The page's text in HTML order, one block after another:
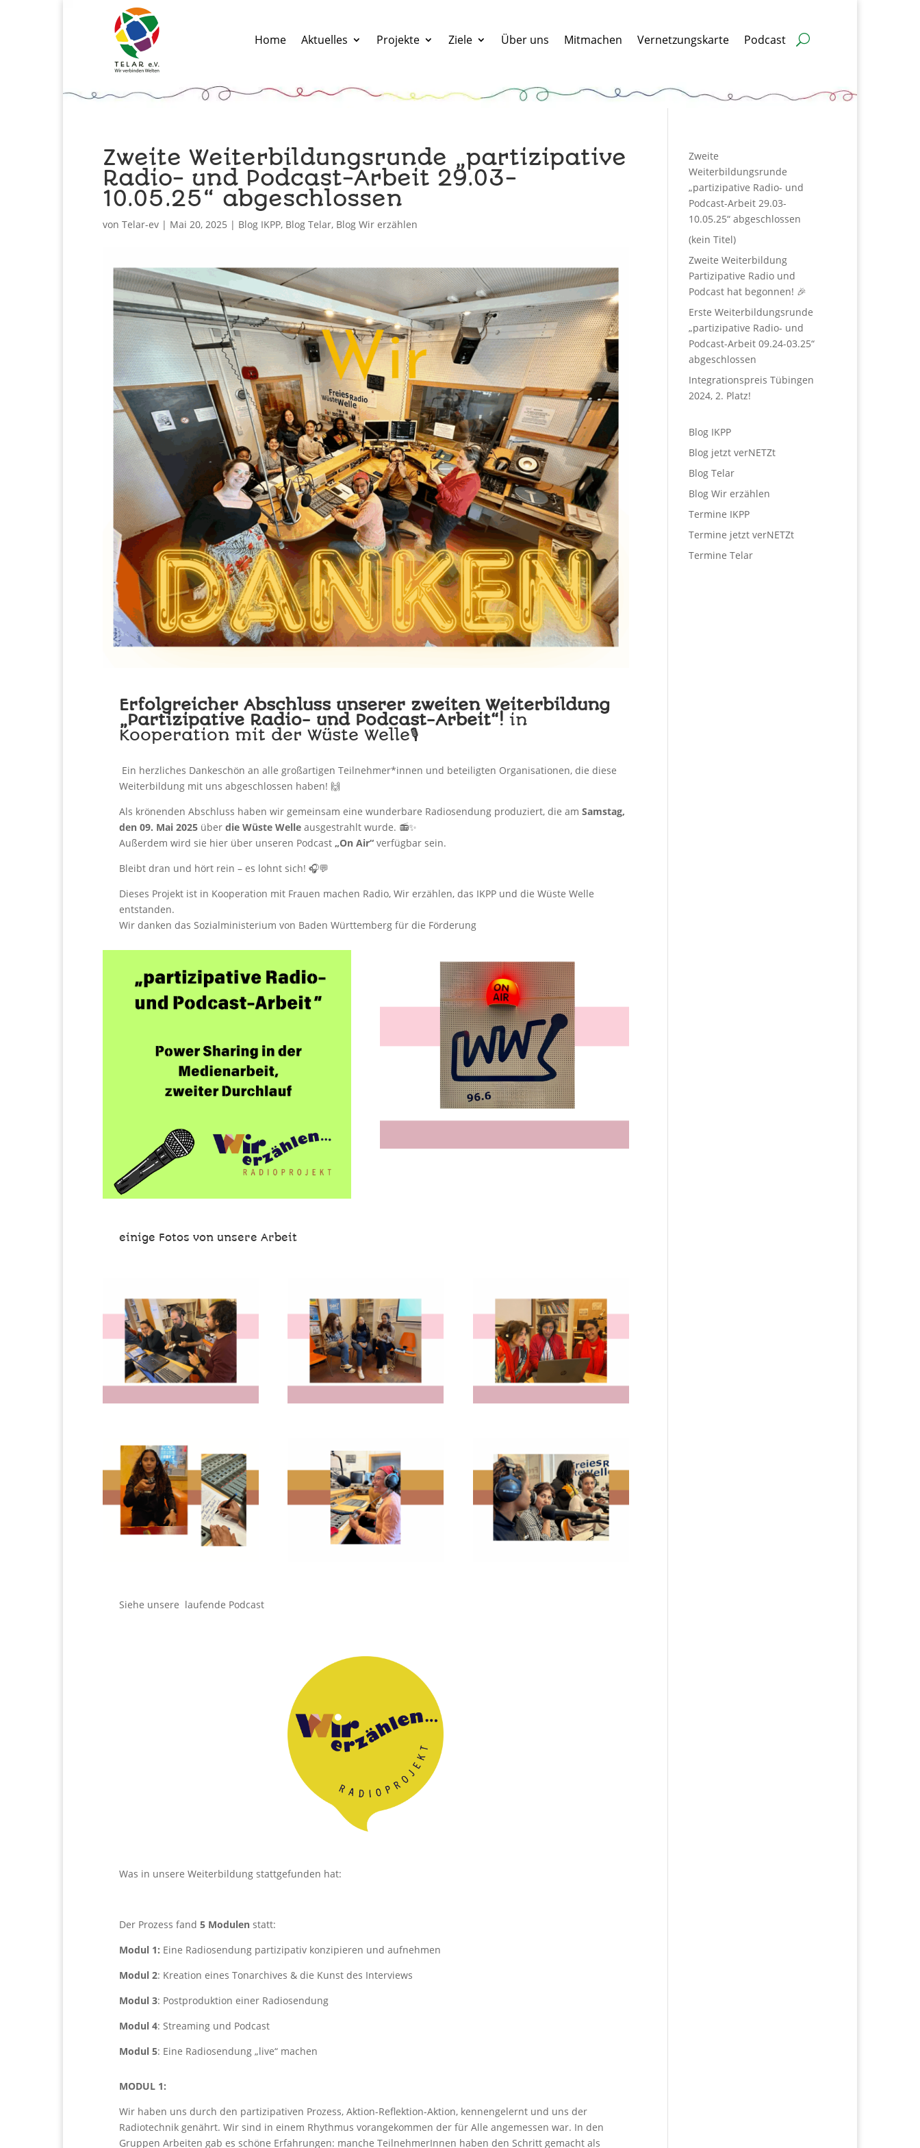
Home Aktuelles Projekte Ziele Über uns Mitmachen Vernetzungskarte Podcast
Zweite Weiterbildungsrunde „partizipative
Radio- und Podcast-Arbeit 29.03-
10.05.25“ abgeschlossen
von Telar-ev | Mai 20, 2025 | Blog IKPP, Blog Telar, Blog Wir erzählen
Erfolgreicher Abschluss unserer zweiten Weiterbildung
„Partizipative Radio- und Podcast-Arbeit“! in
Kooperation mit der Wüste Welle🎙️
Ein herzliches Dankeschön an alle großartigen Teilnehmer*innen und beteiligten Organisationen, die diese
Weiterbildung mit uns abgeschlossen haben! 🙌
Als krönenden Abschluss haben wir gemeinsam eine wunderbare Radiosendung produziert, die am Samstag,
den 09. Mai 2025 über die Wüste Welle ausgestrahlt wurde. 📻✨
Außerdem wird sie hier über unseren Podcast „On Air“ verfügbar sein.
Bleibt dran und hört rein – es lohnt sich! 🎧💬
Dieses Projekt ist in Kooperation mit Frauen machen Radio, Wir erzählen, das IKPP und die Wüste Welle
entstanden.
Wir danken das Sozialministerium von Baden Württemberg für die Förderung
einige Fotos von unsere Arbeit
Siehe unsere laufende Podcast
Was in unsere Weiterbildung stattgefunden hat:
Der Prozess fand 5 Modulen statt:
Modul 1: Eine Radiosendung partizipativ konzipieren und aufnehmen
Modul 2: Kreation eines Tonarchives & die Kunst des Interviews
Modul 3: Postproduktion einer Radiosendung
Modul 4: Streaming und Podcast
Modul 5: Eine Radiosendung „live“ machen
MODUL 1:
Wir haben uns durch den partizipativen Prozess, Aktion-Reflektion-Aktion, kennengelernt und uns der
Radiotechnik genährt. Wir sind in einem Rhythmus vorangekommen der für Alle angemessen war. In den
Gruppen Arbeiten gab es schöne Erfahrungen: manche TeilnehmerInnen haben den Schritt gemacht als
Zweite
Weiterbildungsrunde
„partizipative Radio- und
Podcast-Arbeit 29.03-
10.05.25“ abgeschlossen
(kein Titel)
Zweite Weiterbildung
Partizipative Radio und
Podcast hat begonnen! 🎉
Erste Weiterbildungsrunde
„partizipative Radio- und
Podcast-Arbeit 09.24-03.25“
abgeschlossen
Integrationspreis Tübingen
2024, 2. Platz!
Blog IKPP
Blog jetzt verNETZt
Blog Telar
Blog Wir erzählen
Termine IKPP
Termine jetzt verNETZt
Termine Telar